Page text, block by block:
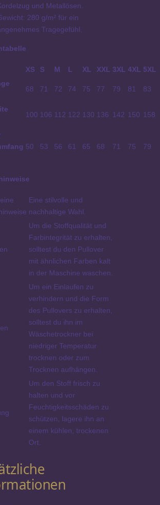
und Metallösen.
280 g/m² für ein
Tragegefühl.
XS S M L XL XXL 3XL 4XL 5XL
68 71 72 74 75 77 79 81 83
100 106 112 122 130 136 142 150 158
50 53 56 61 65 68 71 75 79
Eine stilvolle und
nachhaltige Wahl.
Um die Stoffqualität und
Farbintegrität zu erhalten,
solltest du den Pullover
mit ähnlichen Farben kalt
in der Maschine waschen.
Um ein Einlaufen zu
verhindern und die Form
des Pullovers zu erhalten,
solltest du ihn im
Wäschetrockner bei
niedriger Temperatur
trocknen oder zum
Trocknen aufhängen.
Um den Stoff frisch zu
halten und vor
Feuchtigkeitsschäden zu
schützen, lagere ihn an
einem kühlen, trockenen
Ort.